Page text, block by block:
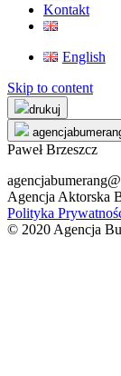
Kontakt
English
Skip to content
drukuj
Paweł Brzeszcz
Agencja Aktorska
Polityka
© 2020 Agencja